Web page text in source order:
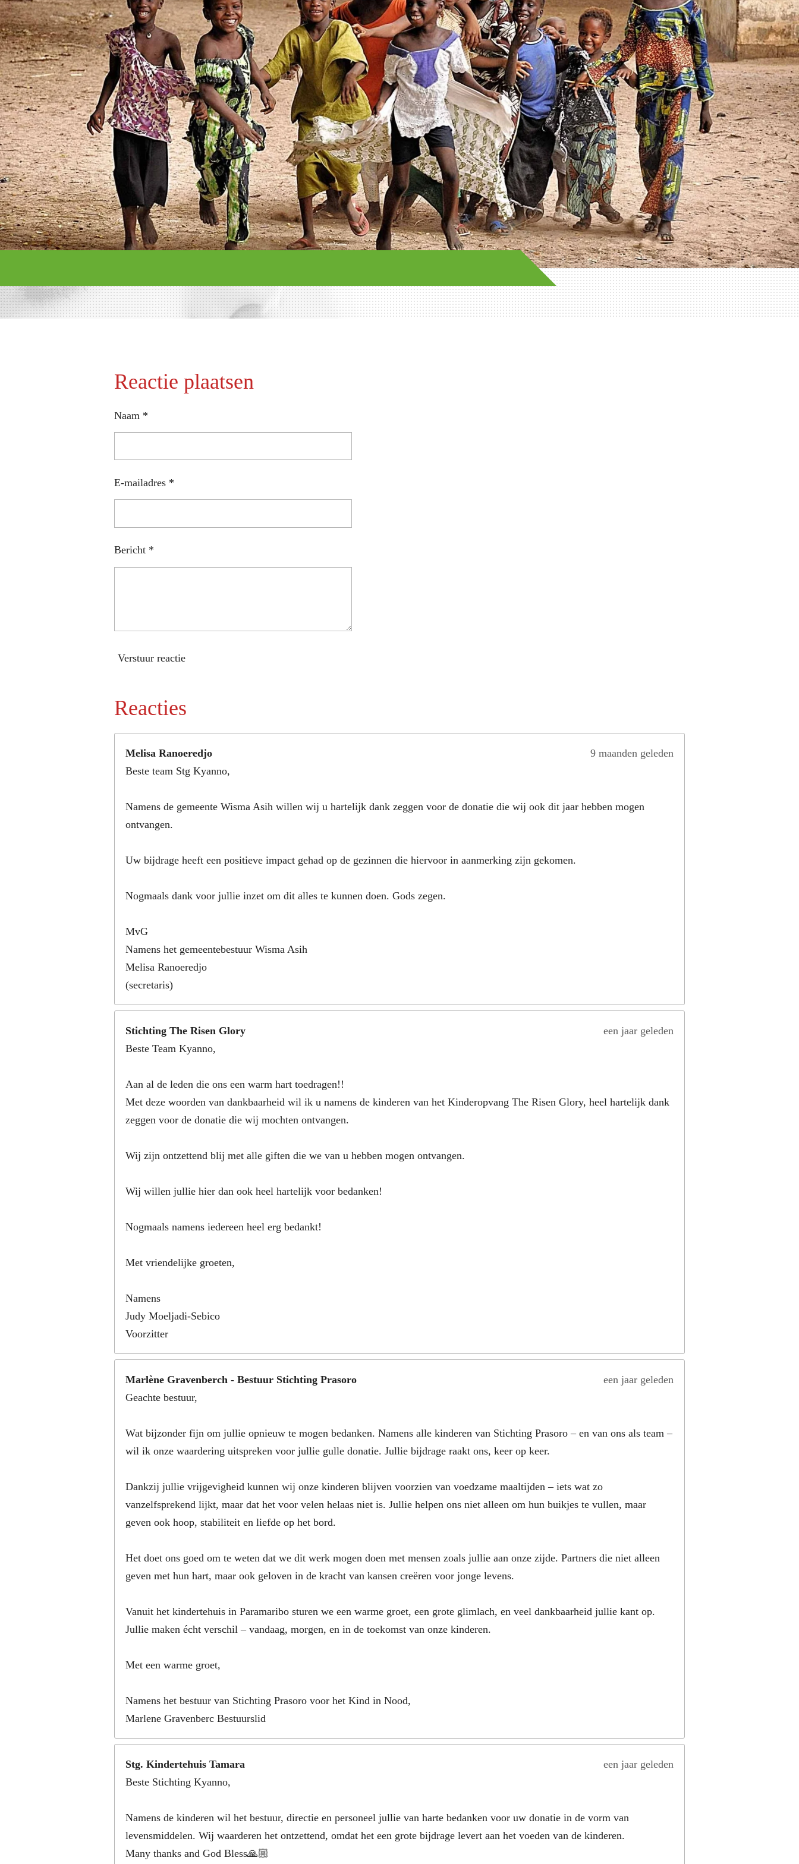
Reactie plaatsen
Naam *
E-mailadres *
Bericht *
Verstuur reactie
Reacties
Melisa Ranoeredjo
9 maanden geleden
Beste team Stg Kyanno,
Namens de gemeente Wisma Asih willen wij u hartelijk dank zeggen voor de donatie die wij ook dit jaar hebben mogen
ontvangen.
Uw bijdrage heeft een positieve impact gehad op de gezinnen die hiervoor in aanmerking zijn gekomen.
Nogmaals dank voor jullie inzet om dit alles te kunnen doen. Gods zegen.
MvG
Namens het gemeentebestuur Wisma Asih
Melisa Ranoeredjo
(secretaris)
Stichting The Risen Glory
een jaar geleden
Beste Team Kyanno,
Aan al de leden die ons een warm hart toedragen!!
Met deze woorden van dankbaarheid wil ik u namens de kinderen van het Kinderopvang The Risen Glory, heel hartelijk dank
zeggen voor de donatie die wij mochten ontvangen.
Wij zijn ontzettend blij met alle giften die we van u hebben mogen ontvangen.
Wij willen jullie hier dan ook heel hartelijk voor bedanken!
Nogmaals namens iedereen heel erg bedankt!
Met vriendelijke groeten,
Namens
Judy Moeljadi-Sebico
Voorzitter
Marlène Gravenberch - Bestuur Stichting Prasoro
een jaar geleden
Geachte bestuur,
Wat bijzonder fijn om jullie opnieuw te mogen bedanken. Namens alle kinderen van Stichting Prasoro – en van ons als team –
wil ik onze waardering uitspreken voor jullie gulle donatie. Jullie bijdrage raakt ons, keer op keer.
Dankzij jullie vrijgevigheid kunnen wij onze kinderen blijven voorzien van voedzame maaltijden – iets wat zo
vanzelfsprekend lijkt, maar dat het voor velen helaas niet is. Jullie helpen ons niet alleen om hun buikjes te vullen, maar
geven ook hoop, stabiliteit en liefde op het bord.
Het doet ons goed om te weten dat we dit werk mogen doen met mensen zoals jullie aan onze zijde. Partners die niet alleen
geven met hun hart, maar ook geloven in de kracht van kansen creëren voor jonge levens.
Vanuit het kindertehuis in Paramaribo sturen we een warme groet, een grote glimlach, en veel dankbaarheid jullie kant op.
Jullie maken écht verschil – vandaag, morgen, en in de toekomst van onze kinderen.
Met een warme groet,
Namens het bestuur van Stichting Prasoro voor het Kind in Nood,
Marlene Gravenberc Bestuurslid
Stg. Kindertehuis Tamara
een jaar geleden
Beste Stichting Kyanno,
Namens de kinderen wil het bestuur, directie en personeel jullie van harte bedanken voor uw donatie in de vorm van
levensmiddelen. Wij waarderen het ontzettend, omdat het een grote bijdrage levert aan het voeden van de kinderen.
Many thanks and God Bless🙏🏼